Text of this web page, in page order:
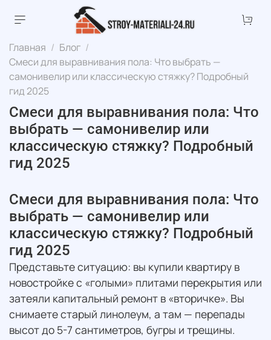
Главная
Блог
Смеси для выравнивания пола: Что выбрать —
самонивелир или классическую стяжку? Подробный
гид 2025
Смеси для выравнивания пола: Что
выбрать — самонивелир или
классическую стяжку? Подробный
гид 2025
Смеси для выравнивания пола: Что
выбрать — самонивелир или
классическую стяжку? Подробный
гид 2025
Представьте ситуацию: вы купили квартиру в
новостройке с «голыми» плитами перекрытия или
затеяли капитальный ремонт в «вторичке». Вы
снимаете старый линолеум, а там — перепады
высот до 5-7 сантиметров, бугры и трещины.